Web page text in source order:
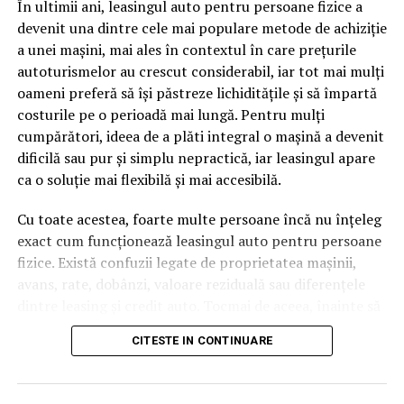
cuvinte tematice, scrise exact în limbajul în care se
caută.
Apoi vine partea de comportament. O pagină pe care
vizitatorii stau zece, cincisprezece minute ca să
urmărească replay-ul trimite un semnal greu de ignorat.
Google nu îți măsoară direct satisfacția, însă timpul
petrecut, scrollul și revenirile spun ceva despre cât de
util e materialul.
Și mai e ceva ce se uită ușor. Un webinar reușit atrage
linkuri aproape de la sine. Cineva îl menționează într-un
newsletter, altcineva îl citează într-un articol, un
partener îl trimite în comunitatea lui. Fiecare astfel de
tău, iar autoritatea e moneda forte în SEO.
fiecare dată. Dintr-o singură sesiune scoți un articol
În ultimii ani, leasingul auto pentru persoane fizice a
devenit una dintre cele mai populare metode de achiziție
a unei mașini, mai ales în contextul în care prețurile
autoturismelor au crescut considerabil, iar tot mai mulți
oameni preferă să își păstreze lichiditățile și să împartă
costurile pe o perioadă mai lungă. Pentru mulți
cumpărători, ideea de a plăti integral o mașină a devenit
dificilă sau pur și simplu nepractică, iar leasingul apare
ca o soluție mai flexibilă și mai accesibilă.
Cu toate acestea, foarte multe persoane încă nu înțeleg
exact cum funcționează leasingul auto pentru persoane
fizice. Există confuzii legate de proprietatea mașinii,
avans, rate, dobânzi, valoare reziduală sau diferențele
semnezi orice contract, este important să înțelegi clar
mecanismul acestui tip de finanțare și să știi la ce să fii
CITESTE IN CONTINUARE